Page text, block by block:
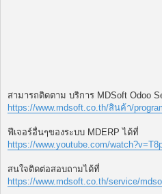
สามารถติดตาม บริการ MDSoft Odoo
https://www.mdsoft.co.th/สินค้า/
ฟีเจอร์อื่นๆของระบบ MDERP ได้ที่
https://www.youtube.com/
สนใจติดต่อสอบถามได้ที่
https://www.mdsoft.co.th/service/